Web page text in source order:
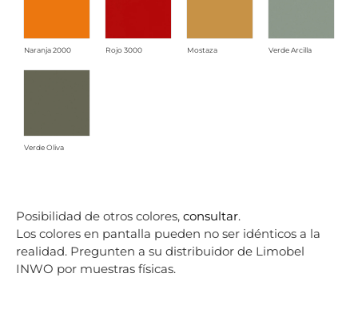
Naranja 2000 Rojo 3000 Mostaza Verde Arcilla
Verde Oliva
Posibilidad de otros colores, consultar.
Los colores en pantalla pueden no ser idénticos a la
realidad. Pregunten a su distribuidor de Limobel
INWO por muestras físicas.